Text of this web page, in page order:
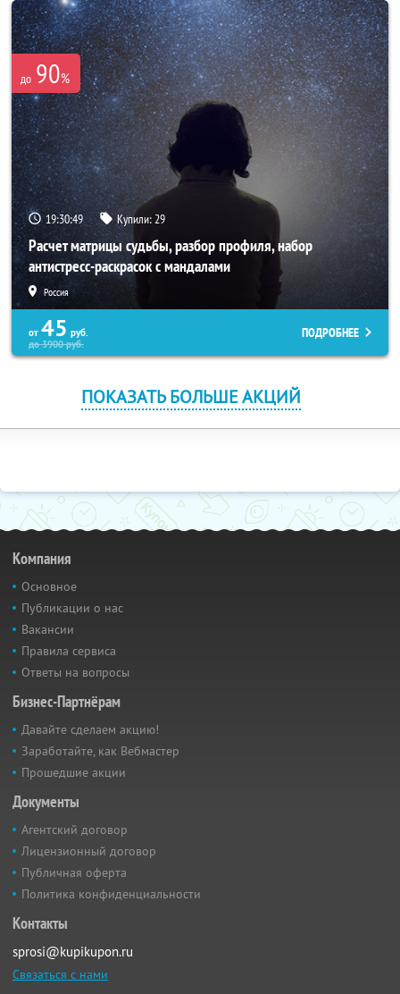
до 90%
19:30:48 Купили:29
Расчет матрицы судьбы, разбор профиля, набор
антистресс-раскрасок с мандалами
Россия
от 45 руб.
до3900руб.
ПОДРОБНЕЕ
ПОКАЗАТЬ БОЛЬШЕ АКЦИЙ
Компания
Основное
Публикации о нас
Вакансии
Правила сервиса
Ответы на вопросы
Бизнес-Партнёрам
Давайте сделаем акцию!
Заработайте, как Вебмастер
Прошедшие акции
Документы
Агентский договор
Лицензионный договор
Публичная оферта
Политика конфиденциальности
Контакты
sprosi@kupikupon.ru
Связаться с нами